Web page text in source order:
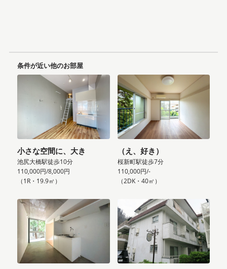
条件が近い他のお部屋
小さな空間に、大き
池尻大橋駅徒歩10分
110,000円/8,000円
（1R・19.9㎡）
（え、好き）
桜新町駅徒歩7分
110,000円/-
（2DK・40㎡）